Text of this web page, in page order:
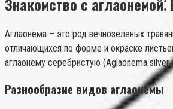
Аглаонема – это род вечнозеленых
отличающихся по форме и окраске
аглаонему серебристую (Aglaonema
Разнообразие видов аглаонемы